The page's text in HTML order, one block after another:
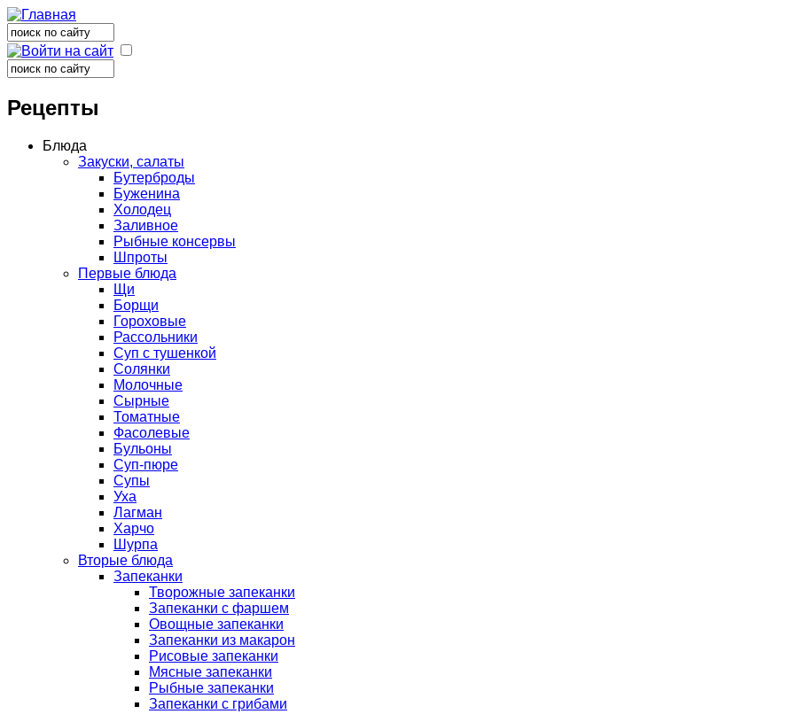
Форма поиска
Поиск
Поиск
Рецепты
Блюда
Закуски, салаты
Бутерброды
Буженина
Холодец
Заливное
Рыбные консервы
Шпроты
Первые блюда
Щи
Борщи
Гороховые
Рассольники
Суп с тушенкой
Солянки
Молочные
Сырные
Томатные
Фасолевые
Бульоны
Суп-пюре
Супы
Уха
Лагман
Харчо
Шурпа
Вторые блюда
Запеканки
Творожные запеканки
Запеканки с фаршем
Овощные запеканки
Запеканки из макарон
Рисовые запеканки
Мясные запеканки
Рыбные запеканки
Запеканки с грибами